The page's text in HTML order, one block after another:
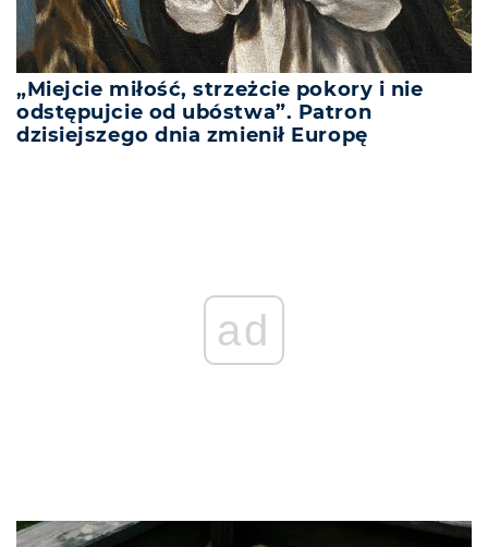
„Miejcie miłość, strzeżcie pokory i nie
odstępujcie od ubóstwa”. Patron
dzisiejszego dnia zmienił Europę
ad